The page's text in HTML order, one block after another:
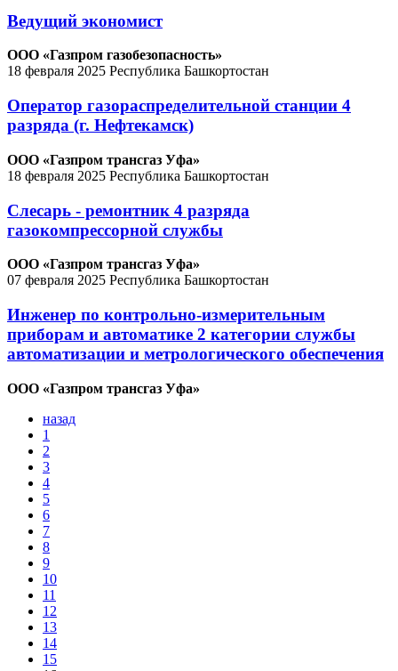
Ведущий экономист
ООО «Газпром газобезопасность»
18 февраля 2025 Республика Башкортостан
Оператор газораспределительной станции 4
разряда (г. Нефтекамск)
ООО «Газпром трансгаз Уфа»
18 февраля 2025 Республика Башкортостан
Слесарь - ремонтник 4 разряда
газокомпрессорной службы
ООО «Газпром трансгаз Уфа»
07 февраля 2025 Республика Башкортостан
Инженер по контрольно-измерительным
приборам и автоматике 2 категории службы
автоматизации и метрологического обеспечения
ООО «Газпром трансгаз Уфа»
назад
1
2
3
4
5
6
7
8
9
10
11
12
13
14
15